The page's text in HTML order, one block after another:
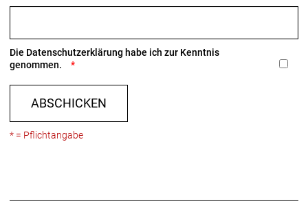
Die Datenschutzerklärung habe ich zur Kenntnis
genommen.
ABSCHICKEN
* = Pflichtangabe